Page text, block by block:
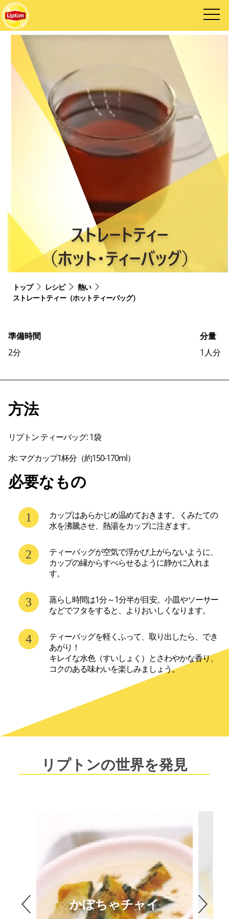
トップ レシピ
熱い
ストレートティー（ホットティーバッグ）
準備時間
2分
分量
1 人分
方法
リプトン ティーバッグ: 1袋
水: マグカップ1杯分（約150-170ml）
必要なもの
カップはあらかじめ温めておきます。くみたての
水を沸騰させ、熱湯をカップに注ぎます。
ティーバッグが空気で浮かび上がらないように、
カップの縁からすべらせるように静かに入れま
す。
蒸らし時間は1分～1分半が目安。小皿やソーサー
などでフタをすると、よりおいしくなります。
ティーバッグを軽くふって、取り出したら、でき
あがり！
キレイな水色（すいしょく）とさわやかな香り、
コクのある味わいを楽しみましょう。
リプトンの世界を発見
かぼちゃチャイ